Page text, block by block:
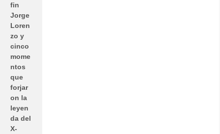
fin
Jorge
Loren
zo y
cinco
mome
ntos
que
forjar
on la
leyen
da del
X-